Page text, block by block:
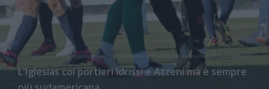
L'Iglesias coi portieri Idrissi e Atzeni ma è sempre